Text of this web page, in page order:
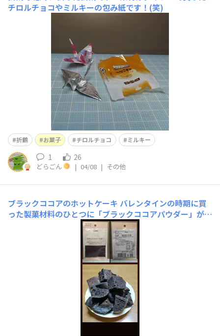
チロルチョコやミルキーの包み紙です！(笑)
折鶴 お菓子 チロルチョコ ミルキー
1 26
どらごん | 04/08 | その他
ブラックココアのホットケーキ バレンタインの時期に買
った製菓材料のひとつに「ブラックココアパウダー」があ
ります。https://daiso-community.daisojapan.com/ann
ouncements/sygsen9x8jdhinmqこれをホットケーキに
混ぜて作ってみました。例によって炊飯器に入れてスイッ